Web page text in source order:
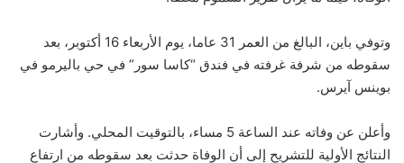
وتوفي باين، البالغ من العمر 31 عاما، يوم الأربعاء 16 أكتوبر، بعد
سقوطه من شرفة غرفته في فندق “كاسا سور” في حي باليرمو في
بوينس آيرس.
وأعلن عن وفاته عند الساعة 5 مساء، بالتوقيت المحلي. وأشارت
النتائج الأولية للتشريح إلى أن الوفاة حدثت بعد سقوطه من ارتفاع